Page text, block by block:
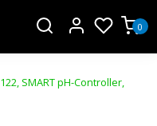
0
SMART pH-Controller,